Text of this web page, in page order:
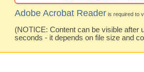
Adobe Acrobat Reader is required to
(NOTICE: Content can be visible after
seconds - it depends on file size and